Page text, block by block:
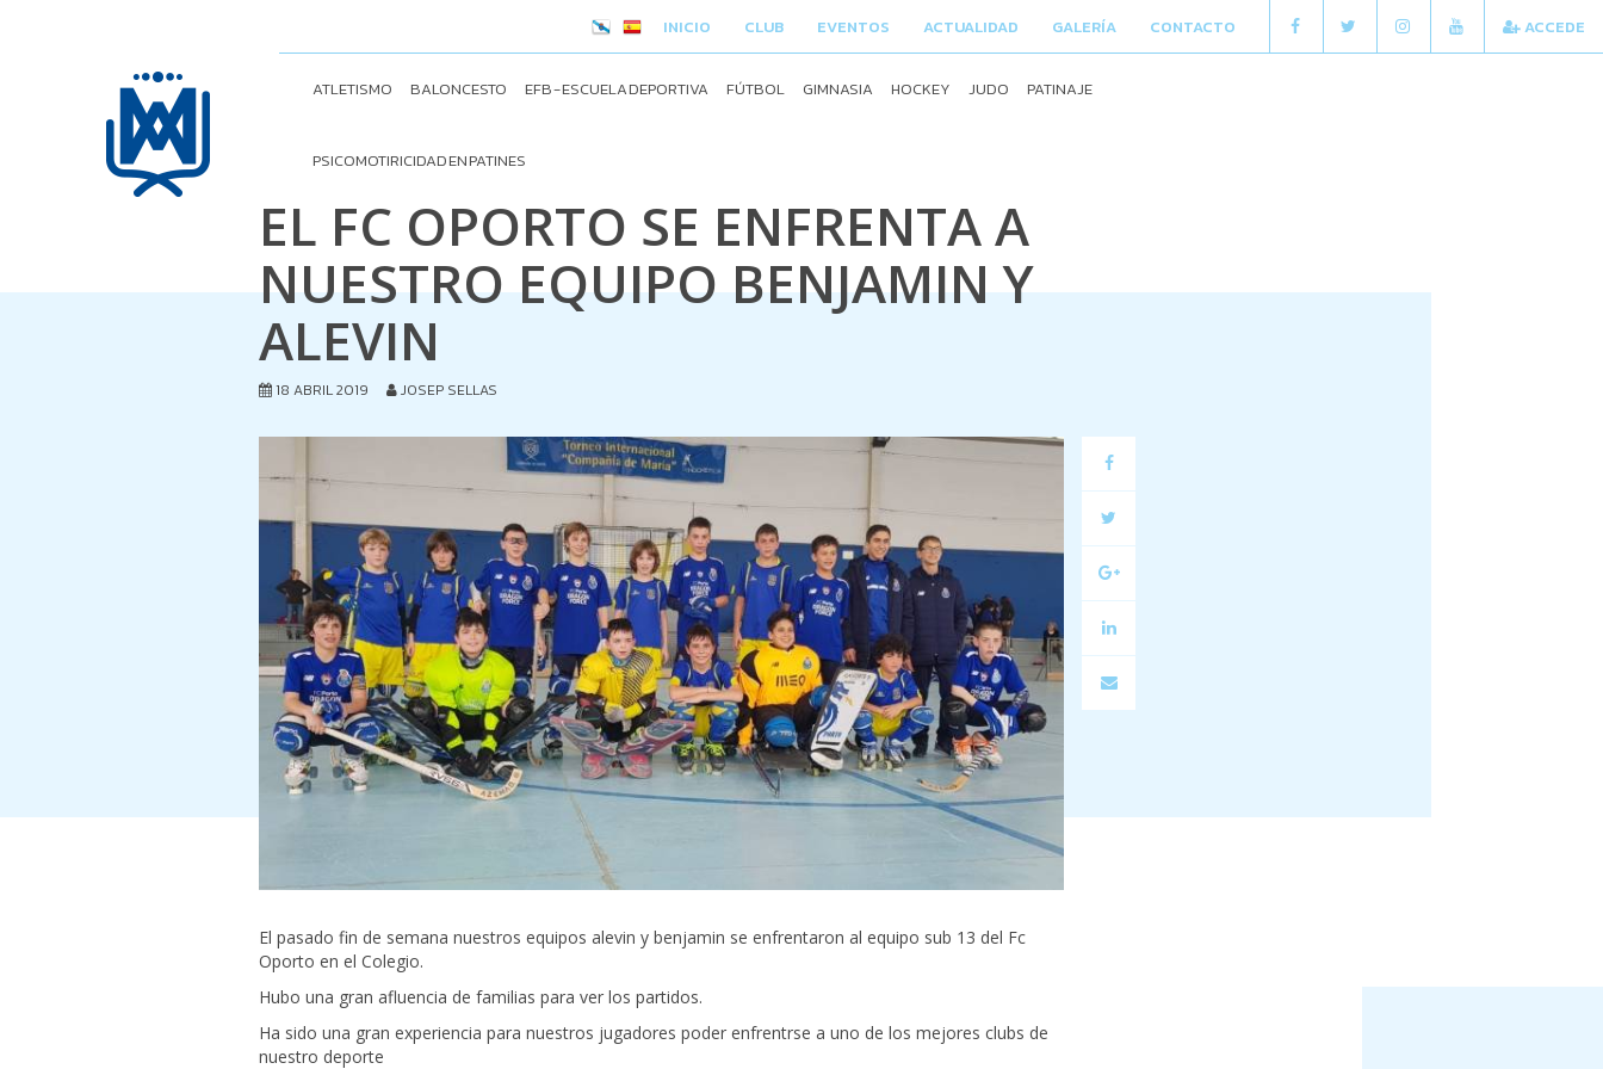
INICIO CLUB EVENTOS ACTUALIDAD GALERÍA CONTACTO ACCEDE
ATLETISMO BALONCESTO EFB - ESCUELA DEPORTIVA FÚTBOL GIMNASIA HOCKEY JUDO PATINAJE
PSICOMOTIRICIDAD EN PATINES
EL FC OPORTO SE ENFRENTA A
NUESTRO EQUIPO BENJAMIN Y
ALEVIN
18 ABRIL 2019 JOSEP SELLAS
El pasado fin de semana nuestros equipos alevin y benjamin se enfrentaron al equipo sub 13 del Fc
Oporto en el Colegio.
Hubo una gran afluencia de familias para ver los partidos.
Ha sido una gran experiencia para nuestros jugadores poder enfrentrse a uno de los mejores clubs de
nuestro deporte